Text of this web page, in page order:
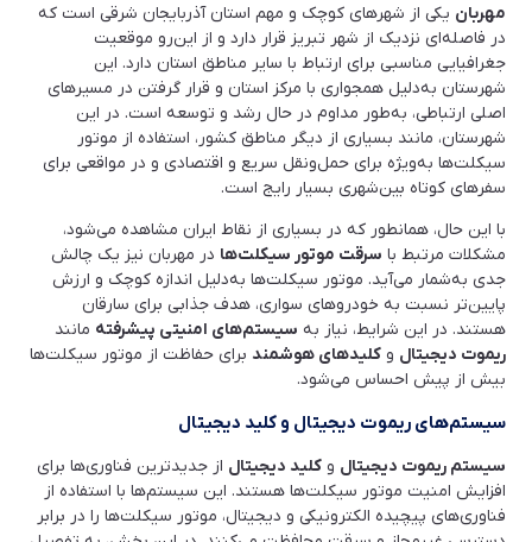
مهربان یکی از شهرهای کوچک و مهم استان آذربایجان شرقی است که
در فاصله‌ای نزدیک از شهر تبریز قرار دارد و از این‌رو موقعیت
جغرافیایی مناسبی برای ارتباط با سایر مناطق استان دارد. این
شهرستان به‌دلیل همجواری با مرکز استان و قرار گرفتن در مسیرهای
اصلی ارتباطی، به‌طور مداوم در حال رشد و توسعه است. در این
شهرستان، مانند بسیاری از دیگر مناطق کشور، استفاده از موتور
سیکلت‌ها به‌ویژه برای حمل‌ونقل سریع و اقتصادی و در مواقعی برای
سفرهای کوتاه بین‌شهری بسیار رایج است.
با این حال، همانطور که در بسیاری از نقاط ایران مشاهده می‌شود،
مشکلات مرتبط با سرقت موتور سیکلت‌ها در مهربان نیز یک چالش
جدی به‌شمار می‌آید. موتور سیکلت‌ها به‌دلیل اندازه کوچک و ارزش
پایین‌تر نسبت به خودروهای سواری، هدف جذابی برای سارقان
هستند. در این شرایط، نیاز به سیستم‌های امنیتی پیشرفته مانند
ریموت دیجیتال و کلیدهای هوشمند برای حفاظت از موتور سیکلت‌ها
بیش از پیش احساس می‌شود.
سیستم‌های ریموت دیجیتال و کلید دیجیتال
سیستم ریموت دیجیتال و کلید دیجیتال از جدیدترین فناوری‌ها برای
افزایش امنیت موتور سیکلت‌ها هستند. این سیستم‌ها با استفاده از
فناوری‌های پیچیده الکترونیکی و دیجیتال، موتور سیکلت‌ها را در برابر